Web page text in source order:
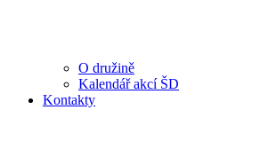
O družině
Kalendář akcí ŠD
Kontakty